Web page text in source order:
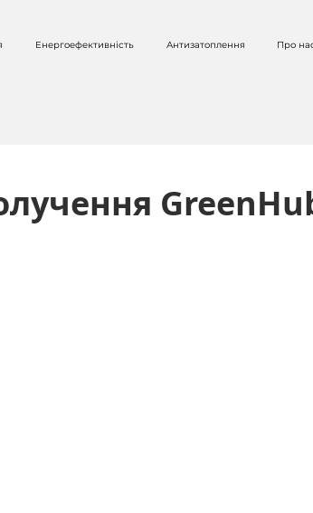
Енергоефективність Антизатоплення Про